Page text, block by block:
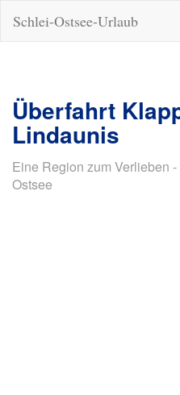
Schlei-Ostsee-Urlaub
Überfahrt
Lindaunis
Eine Region zum Verlieben
Ostsee